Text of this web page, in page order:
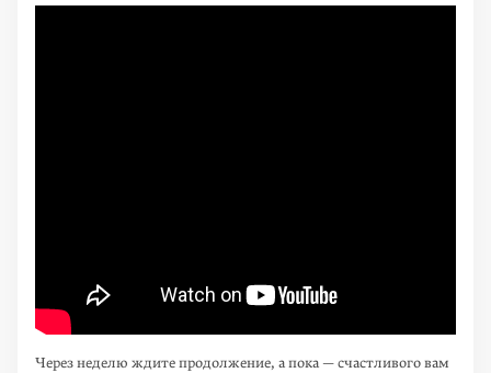
Через неделю ждите продолжение, а пока — счастливого вам